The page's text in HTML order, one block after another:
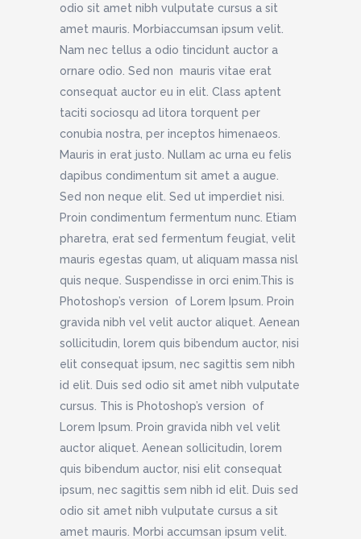
odio sit amet nibh vulputate cursus a sit
amet mauris. Morbiaccumsan ipsum velit.
Nam nec tellus a odio tincidunt auctor a
ornare odio. Sed non mauris vitae erat
consequat auctor eu in elit. Class aptent
taciti sociosqu ad litora torquent per
conubia nostra, per inceptos himenaeos.
Mauris in erat justo. Nullam ac urna eu felis
dapibus condimentum sit amet a augue.
Sed non neque elit. Sed ut imperdiet nisi.
Proin condimentum fermentum nunc. Etiam
pharetra, erat sed fermentum feugiat, velit
mauris egestas quam, ut aliquam massa nisl
quis neque. Suspendisse in orci enim.This is
Photoshop’s version of Lorem Ipsum. Proin
gravida nibh vel velit auctor aliquet. Aenean
sollicitudin, lorem quis bibendum auctor, nisi
elit consequat ipsum, nec sagittis sem nibh
id elit. Duis sed odio sit amet nibh vulputate
cursus. This is Photoshop’s version of
Lorem Ipsum. Proin gravida nibh vel velit
auctor aliquet. Aenean sollicitudin, lorem
quis bibendum auctor, nisi elit consequat
ipsum, nec sagittis sem nibh id elit. Duis sed
odio sit amet nibh vulputate cursus a sit
amet mauris. Morbi accumsan ipsum velit.